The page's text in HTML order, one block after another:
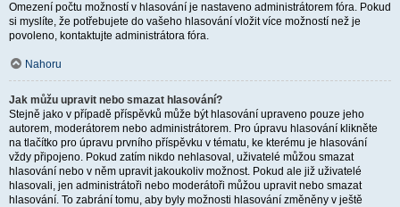
Omezení počtu možností v hlasování je nastaveno administrátorem fóra. Pokud
si myslíte, že potřebujete do vašeho hlasování vložit více možností než je
povoleno, kontaktujte administrátora fóra.
Nahoru
Jak můžu upravit nebo smazat hlasování?
Stejně jako v případě příspěvků může být hlasování upraveno pouze jeho
autorem, moderátorem nebo administrátorem. Pro úpravu hlasování klikněte
na tlačítko pro úpravu prvního příspěvku v tématu, ke kterému je hlasování
vždy připojeno. Pokud zatím nikdo nehlasoval, uživatelé můžou smazat
hlasování nebo v něm upravit jakoukoliv možnost. Pokud ale již uživatelé
hlasovali, jen administrátoři nebo moderátoři můžou upravit nebo smazat
hlasování. To zabrání tomu, aby byly možnosti hlasování změněny v ještě